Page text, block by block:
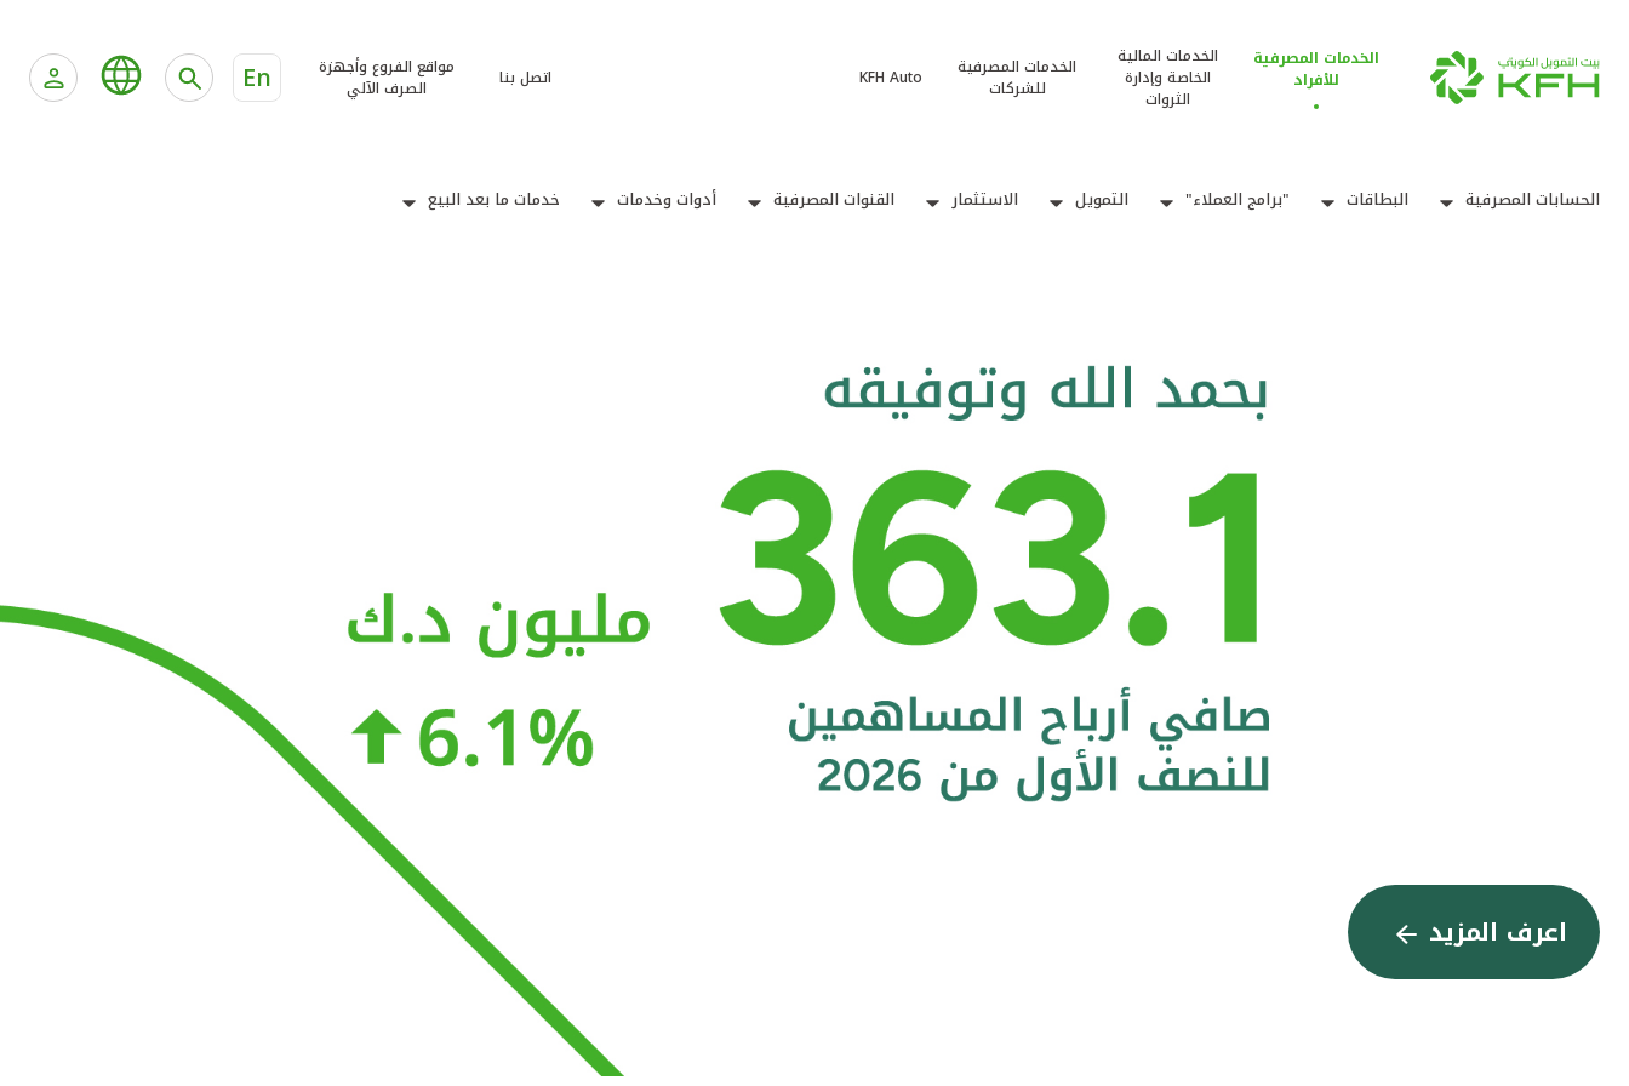
الخدمات المصرفية
للأفراد
الخدمات المالية
الخاصة وإدارة
الثروات
الخدمات المصرفية
للشركات
KFH Auto اتصل بنا
مواقع الفروع وأجهزة
الصرف الآلي
En
الحسابات المصرفية البطاقات "برامج العملاء" التمويل الاستثمار القنوات المصرفية أدوات وخدمات خدمات ما بعد البيع
اعرف المزيد